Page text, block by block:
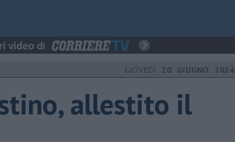
GIOVEDÌ 20 GIUGNO 2024
allestito il